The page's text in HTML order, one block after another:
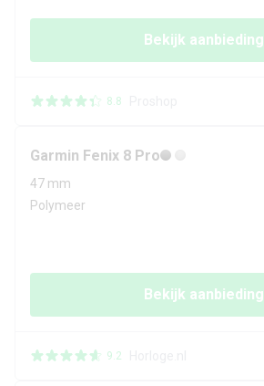
Bekijk aanbieding
8.8
Garmin Fenix 8 Pro
47 mm
Polymeer
Bekijk aanbieding
9.2